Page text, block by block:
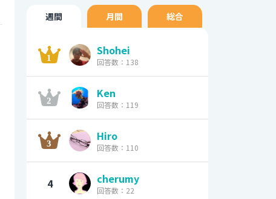
週間 月間 総合
Shohei
回答数：138
Ken
回答数：119
Hiro
回答数：110
4 cherumy
回答数：22